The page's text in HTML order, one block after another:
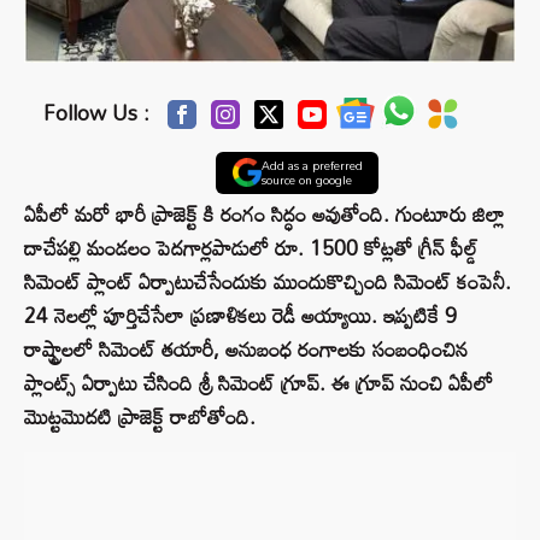
Follow Us :
Add as a preferred
source on google
ఏపీలో మరో భారీ ప్రాజెక్ట్ కి రంగం సిద్ధం అవుతోంది. గుంటూరు జిల్లా
దాచేపల్లి మండలం పెదగార్లపాడులో రూ. 1500 కోట్లతో గ్రీన్‌ ఫీల్డ్‌
సిమెంట్‌ ప్లాంట్‌ ఏర్పాటుచేసేందుకు ముందుకొచ్చింది సిమెంట్‌ కంపెనీ.
24 నెలల్లో పూర్తిచేసేలా ప్రణాళికలు రెడీ అయ్యాయి. ఇప్పటికే 9
రాష్ట్రాలలో సిమెంట్‌ తయారీ, అనుబంధ రంగాలకు సంబంధించిన
ప్లాంట్స్‌ ఏర్పాటు చేసింది శ్రీ సిమెంట్‌ గ్రూప్. ఈ గ్రూప్‌ నుంచి ఏపీలో
మొట్టమొదటి ప్రాజెక్ట్‌ రాబోతోంది.